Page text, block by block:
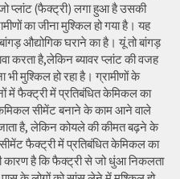
प्लांट (फैक्ट्री) लगा हुआ है उसकी
का जीना मुश्किल हो गया है। यह
औद्योगिक घराने का है। यूं तो बांगड़
करता है,लेकिन ब्यावर प्लांट की वजह
भी मुश्किल हो रहा है। ग्रामीणों के
में फैक्ट्री में प्रतिबंधित केमिकल का
सीमेंट बनाने के काम आने वाले
है, लेकिन कोयले की कीमत बढ़ने के
फैक्ट्री में प्रतिबंधित केमिकल का
कारण है कि फैक्ट्री से जो धुंआ निकलता